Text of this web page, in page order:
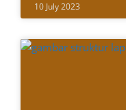
10 July 2023